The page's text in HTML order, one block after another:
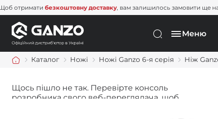
Щоб отриматибезкоштовну доставку, вам залишилось замовити
Меню
Каталог Ножі Ножі Ganzo 6-я серія Ніж
Щось пішло не так. Перевірте консоль
розробника свого веб-переглядача, щоб